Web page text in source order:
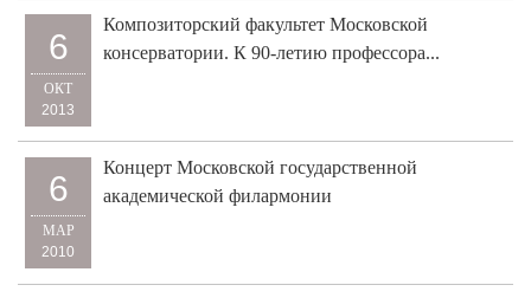
6
ОКТ
2013
Композиторский факультет Московской
консерватории. К 90-летию профессора...
6
МАР
2010
Концерт Московской государственной
академической филармонии